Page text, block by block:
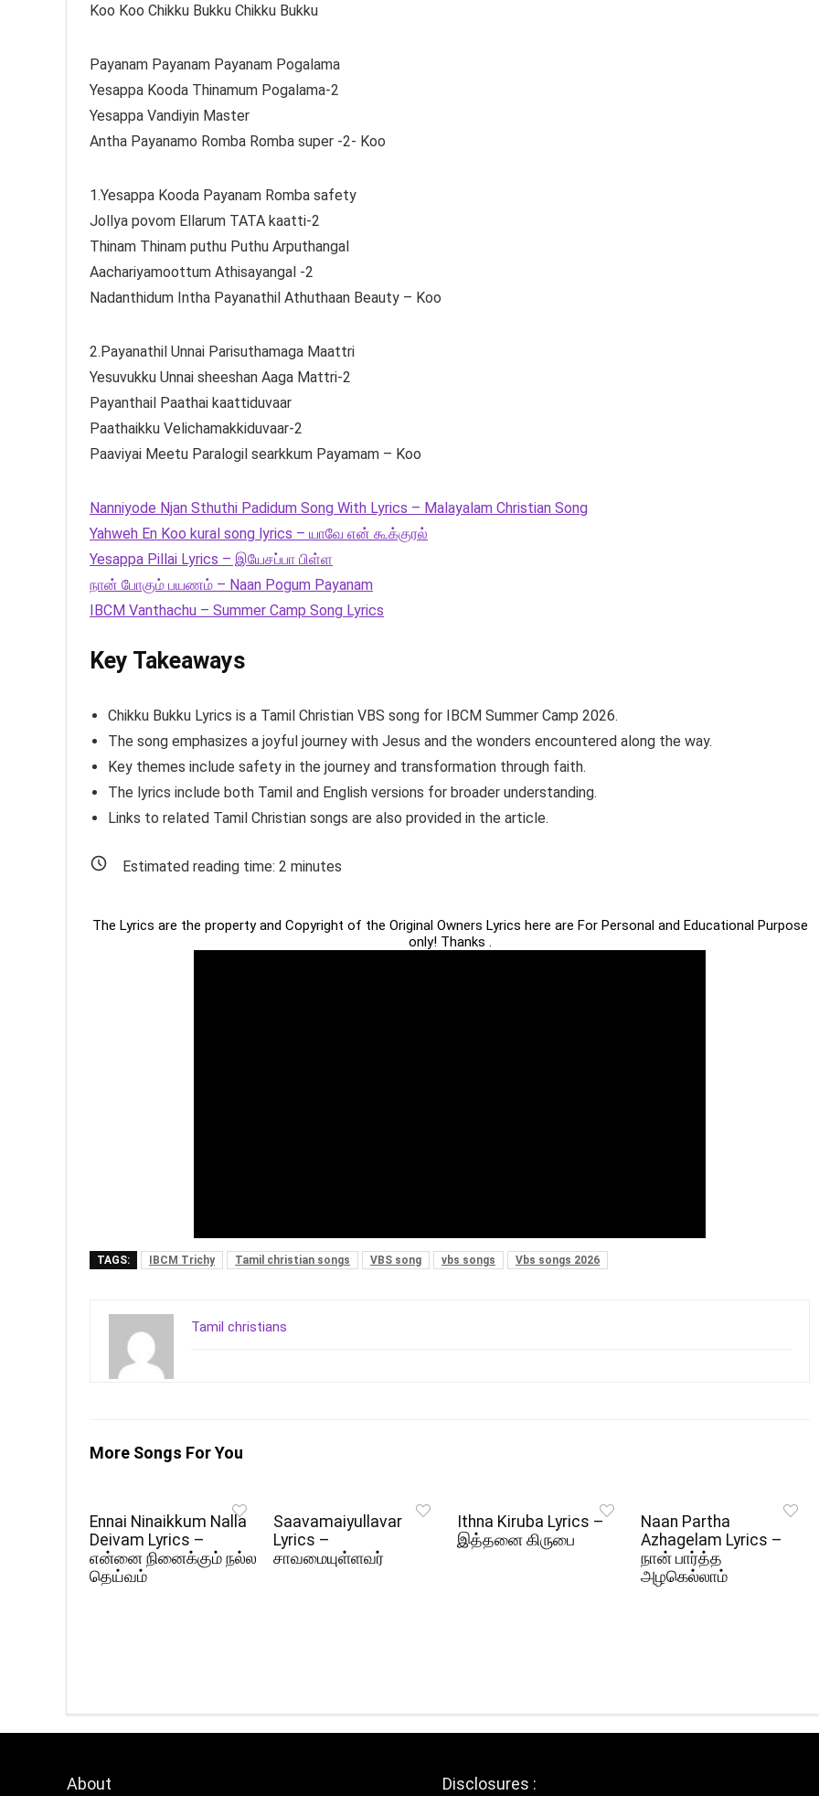
Koo Koo Chikku Bukku Chikku Bukku
Payanam Payanam Payanam Pogalama
Yesappa Kooda Thinamum Pogalama-2
Yesappa Vandiyin Master
Antha Payanamo Romba Romba super -2- Koo
1.Yesappa Kooda Payanam Romba safety
Jollya povom Ellarum TATA kaatti-2
Thinam Thinam puthu Puthu Arputhangal
Aachariyamoottum Athisayangal -2
Nadanthidum Intha Payanathil Athuthaan Beauty – Koo
2.Payanathil Unnai Parisuthamaga Maattri
Yesuvukku Unnai sheeshan Aaga Mattri-2
Payanthail Paathai kaattiduvaar
Paathaikku Velichamakkiduvaar-2
Paaviyai Meetu Paralogil searkkum Payamam – Koo
Nanniyode Njan Sthuthi Padidum Song With Lyrics – Malayalam Christian Song
Yahweh En Koo kural song lyrics – யாவே என் கூக்குரல்
Yesappa Pillai Lyrics – இயேசப்பா பிள்ள
நான் போகும் பயணம் – Naan Pogum Payanam
IBCM Vanthachu – Summer Camp Song Lyrics
Key Takeaways
Chikku Bukku Lyrics is a Tamil Christian VBS song for IBCM Summer Camp 2026.
The song emphasizes a joyful journey with Jesus and the wonders encountered along the way.
Key themes include safety in the journey and transformation through faith.
The lyrics include both Tamil and English versions for broader understanding.
Links to related Tamil Christian songs are also provided in the article.
Estimated reading time: 2 minutes
The Lyrics are the property and Copyright of the Original Owners Lyrics here are For Personal and Educational Purpose
only! Thanks .
TAGS: IBCM Trichy Tamil christian songs VBS song vbs songs Vbs songs 2026
Tamil christians
More Songs For You
Ennai Ninaikkum Nalla
Deivam Lyrics –
என்னை நினைக்கும் நல்ல
தெய்வம்
Saavamaiyullavar
Lyrics –
சாவமையுள்ளவர்
Ithna Kiruba Lyrics –
இத்தனை கிருபை
Naan Partha
Azhagelam Lyrics –
நான் பார்த்த
அழகெல்லாம்
About Disclosures :